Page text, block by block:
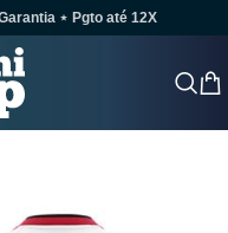
⋆ Pgto até 12X